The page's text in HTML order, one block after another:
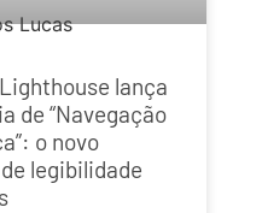
lança
de “Navegação
o novo
legibilidade